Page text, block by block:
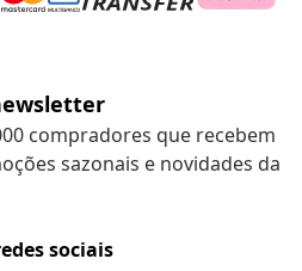
compradores que recebem
sazonais e novidades da
sociais